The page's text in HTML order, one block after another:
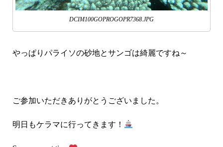
DCIM100GOPROGOPR7368.JPG
やっぱりパライソの砂地とサンゴは綺麗ですね～
ご参加いただきありがとうございました。
明日もケラマに行ってきます！